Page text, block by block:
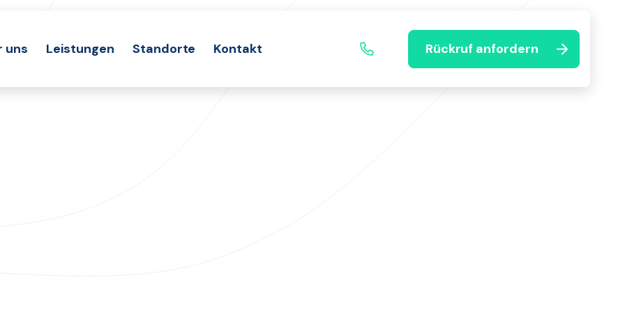
uns Leistungen Standorte Kontakt  Rückruf anfordern